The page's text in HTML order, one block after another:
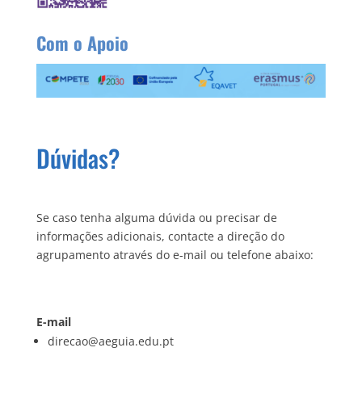
Com o Apoio
Dúvidas?
Se caso tenha alguma dúvida ou precisar de
informações adicionais, contacte a direção do
agrupamento através do e-mail ou telefone abaixo:
E-mail
direcao@aeguia.edu.pt